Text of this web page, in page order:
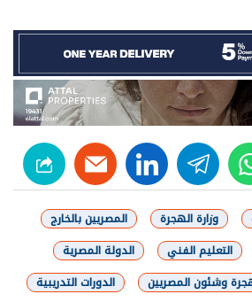
telegram
linkedin
وزارة الهجرة
المصريين بالخارج
التعليم الفني
الدولة المصرية
وشئون المصريين
الدورات التدريبية